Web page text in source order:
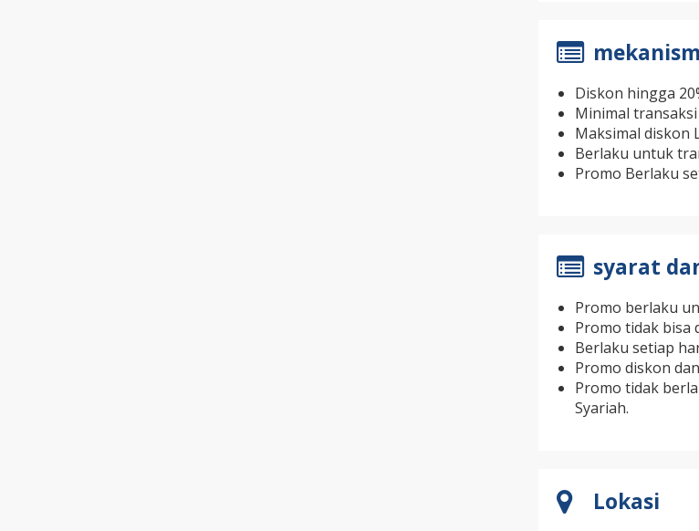
Diskon hingga
Minimal transaksi
Maksimal diskon
Berlaku untuk
Promo Berlaku
syarat
Promo berlaku
Promo tidak bisa
Berlaku setiap
Promo diskon
Promo tidak
Syariah.
Lokasi